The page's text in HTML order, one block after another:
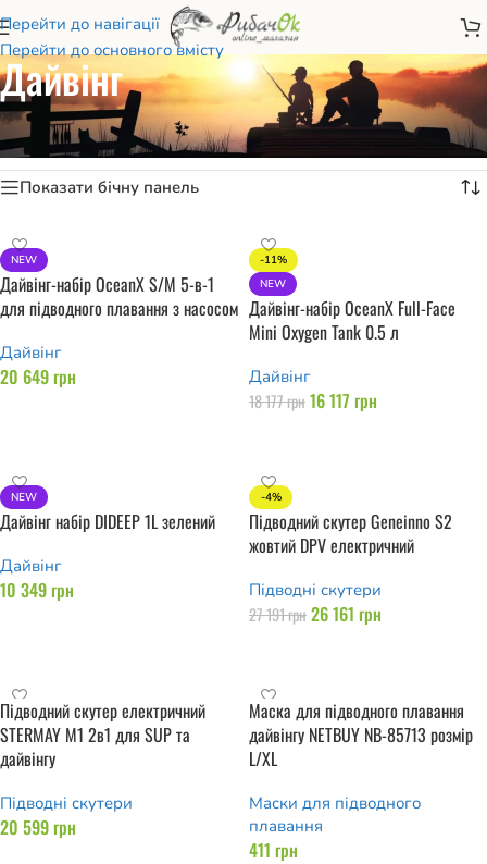
Перейти до навігації
Перейти до основного вмісту
Дайвінг
Головна/Туризм та кемпінг/ Дайвінг
Відображаються усі з 9 результатів
Показати бічну панель
NEW
Дайвінг-набір OceanX S/M 5-в-1
для підводного плавання з насосом
Дайвінг
20 649грн
-11%
NEW
Дайвінг-набір OceanX Full-Face
Mini Oxygen Tank 0.5 л
Дайвінг
18 177грн16 117 грн
NEW
Дайвінг набір DIDEEP 1L зелений
Дайвінг
10 349грн
-4%
Підводний скутер Geneinno S2
жовтий DPV електричний
Підводні скутери
27 191грн26 161 грн
Підводний скутер електричний
STERMAY M1 2в1 для SUP та
дайвінгу
Підводні скутери
20 599грн
Маска для підводного плавання
дайвінгу NETBUY NB-85713 розмір
L/XL
Маски для підводного
плавання
411 грн